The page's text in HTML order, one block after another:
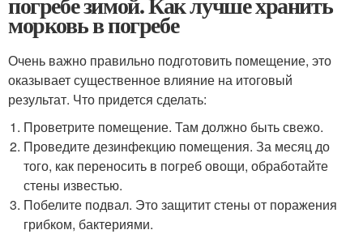
морковь в погребе
Очень важно правильно подготовить помещение, это
оказывает существенное влияние на итоговый
результат. Что придется сделать:
Проветрите помещение. Там должно быть свежо.
Проведите дезинфекцию помещения. За месяц до
того, как переносить в погреб овощи, обработайте
стены известью.
Побелите подвал. Это защитит стены от поражения
грибком, бактериями.